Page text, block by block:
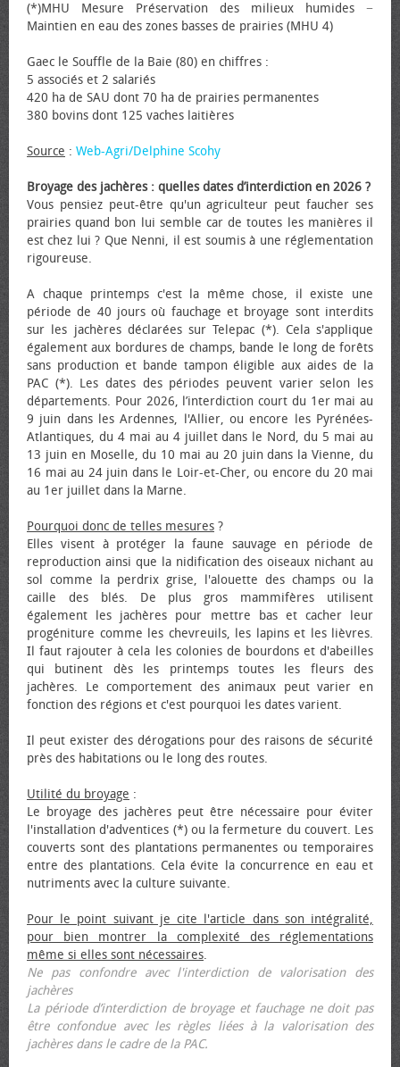
(*)MHU Mesure Préservation des milieux humides −
Maintien en eau des zones basses de prairies (MHU 4)
Gaec le Souffle de la Baie (80) en chiffres :
5 associés et 2 salariés
420 ha de SAU dont 70 ha de prairies permanentes
380 bovins dont 125 vaches laitières
Source : Web-Agri/Delphine Scohy
Broyage des jachères : quelles dates d’interdiction en 2026 ?
Vous pensiez peut-être qu'un agriculteur peut faucher ses
prairies quand bon lui semble car de toutes les manières il
est chez lui ? Que Nenni, il est soumis à une réglementation
rigoureuse.
A chaque printemps c'est la même chose, il existe une
période de 40 jours où fauchage et broyage sont interdits
sur les jachères déclarées sur Telepac (*). Cela s'applique
également aux bordures de champs, bande le long de forêts
sans production et bande tampon éligible aux aides de la
PAC (*). Les dates des périodes peuvent varier selon les
départements. Pour 2026, l’interdiction court du 1er mai au
9 juin dans les Ardennes, l'Allier, ou encore les Pyrénées-
Atlantiques, du 4 mai au 4 juillet dans le Nord, du 5 mai au
13 juin en Moselle, du 10 mai au 20 juin dans la Vienne, du
16 mai au 24 juin dans le Loir-et-Cher, ou encore du 20 mai
au 1er juillet dans la Marne.
Pourquoi donc de telles mesures ?
Elles visent à protéger la faune sauvage en période de
reproduction ainsi que la nidification des oiseaux nichant au
sol comme la perdrix grise, l'alouette des champs ou la
caille des blés. De plus gros mammifères utilisent
également les jachères pour mettre bas et cacher leur
progéniture comme les chevreuils, les lapins et les lièvres.
Il faut rajouter à cela les colonies de bourdons et d'abeilles
qui butinent dès les printemps toutes les fleurs des
jachères. Le comportement des animaux peut varier en
fonction des régions et c'est pourquoi les dates varient.
Il peut exister des dérogations pour des raisons de sécurité
près des habitations ou le long des routes.
Utilité du broyage :
Le broyage des jachères peut être nécessaire pour éviter
l'installation d'adventices (*) ou la fermeture du couvert. Les
couverts sont des plantations permanentes ou temporaires
entre des plantations. Cela évite la concurrence en eau et
nutriments avec la culture suivante.
Pour le point suivant je cite l'article dans son intégralité,
pour bien montrer la complexité des réglementations
même si elles sont nécessaires.
Ne pas confondre avec l'interdiction de valorisation des
jachères
La période d’interdiction de broyage et fauchage ne doit pas
être confondue avec les règles liées à la valorisation des
jachères dans le cadre de la PAC.